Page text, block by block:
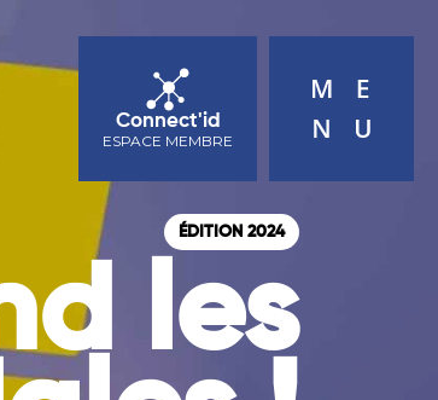
AGENDA CONTACT
Connect'id
ESPACE MEMBRE
ÉDITION 2024
les